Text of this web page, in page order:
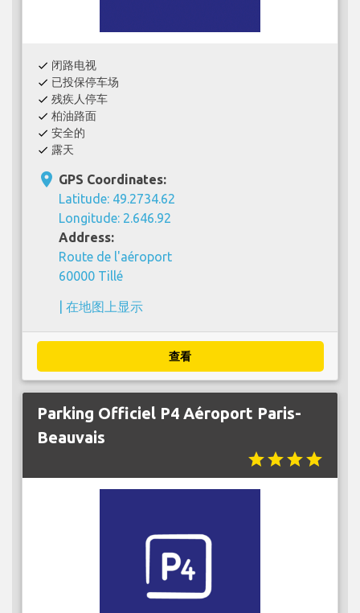
check 闭路电视
check 已投保停车场
check 残疾人停车
check 柏油路面
check 安全的
check 露天
place GPS Coordinates:
Latitude: 49.2734.62
Longitude: 2.646.92
Address:
Route de l'aéroport
60000 Tillé
在地图上显示
查看
Parking Officiel P4 Aéroport Paris-
Beauvais
starstarstarstar